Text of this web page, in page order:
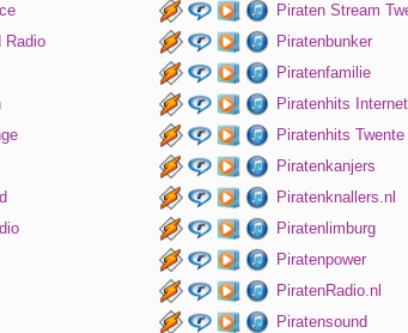
Radio
Piraten Stream
Piratenbunker
Piratenfamilie
Piratenhits
Piratenhits Twente
Piratenkanjers
Piratenknallers.nl
Piratenlimburg
Piratenpower
PiratenRadio.nl
Piratensound